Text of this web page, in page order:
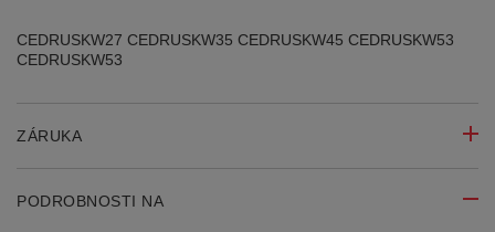
CEDRUSKW27 CEDRUSKW35 CEDRUSKW45 CEDRUSKW53
CEDRUSKW53
ZÁRUKA
PODROBNOSTI NA